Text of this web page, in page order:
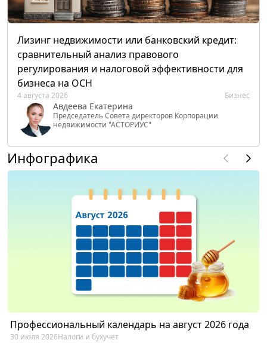
Лизинг недвижимости или банковский кредит:
сравнительный анализ правового
регулирования и налоговой эффективности для
бизнеса на ОСН
4 августа 2026 Бизнес
Авдеева Екатерина
Председатель Совета директоров Корпорации
недвижимости "АСТОРИУС"
Инфографика
Профессиональный календарь на август 2026 года
30 июля 2026Налоги и бухучет